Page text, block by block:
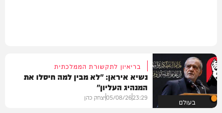
בעולם
בריאיון לתקשורת הממלכתית
נשיא איראן: "לא מבין למה חיסלו את
המנהיג העליון"
23:29
05/08/26יצחק כהן